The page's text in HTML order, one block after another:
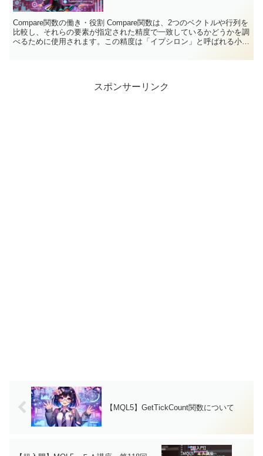
Compare関数の働き・役割 Compare関数は、2つのベクトルや行列を
比較し、それらの要素が指定された精度で一致しているかどうかを調
べるために使用されます。この精度は「イプシロン」と呼ばれる小さ
スポンサーリンク
【MQL5】GetTickCount関数について